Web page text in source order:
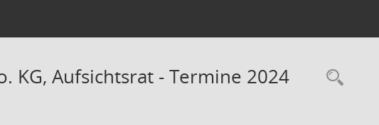
KG, Aufsichtsrat - Termine 2024